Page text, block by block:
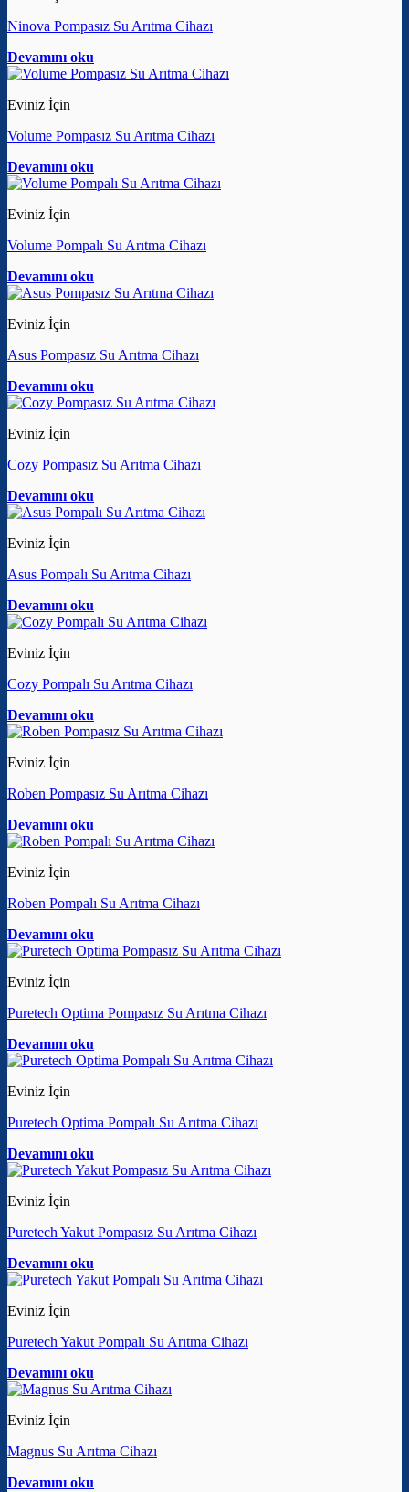
Ninova Pompasız Su Arıtma Cihazı
Devamını oku
Eviniz İçin
Volume Pompasız Su Arıtma Cihazı
Devamını oku
Eviniz İçin
Volume Pompalı Su Arıtma Cihazı
Devamını oku
Eviniz İçin
Asus Pompasız Su Arıtma Cihazı
Devamını oku
Eviniz İçin
Cozy Pompasız Su Arıtma Cihazı
Devamını oku
Eviniz İçin
Asus Pompalı Su Arıtma Cihazı
Devamını oku
Eviniz İçin
Cozy Pompalı Su Arıtma Cihazı
Devamını oku
Eviniz İçin
Roben Pompasız Su Arıtma Cihazı
Devamını oku
Eviniz İçin
Roben Pompalı Su Arıtma Cihazı
Devamını oku
Eviniz İçin
Puretech Optima Pompasız Su Arıtma Cihazı
Devamını oku
Eviniz İçin
Puretech Optima Pompalı Su Arıtma Cihazı
Devamını oku
Eviniz İçin
Puretech Yakut Pompasız Su Arıtma Cihazı
Devamını oku
Eviniz İçin
Puretech Yakut Pompalı Su Arıtma Cihazı
Devamını oku
Eviniz İçin
Magnus Su Arıtma Cihazı
Devamını oku